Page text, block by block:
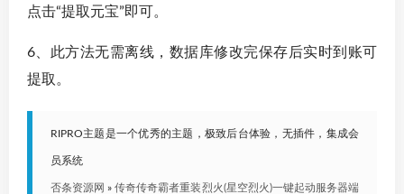
点击“提取元宝”即可。
6、此方法无需离线，数据库修改完保存后实时到账可
提取。
RIPRO主题是一个优秀的主题，极致后台体验，无插件，集成会
员系统
否条资源网 »传奇传奇霸者重装烈火(星空烈火)一键起动服务器端